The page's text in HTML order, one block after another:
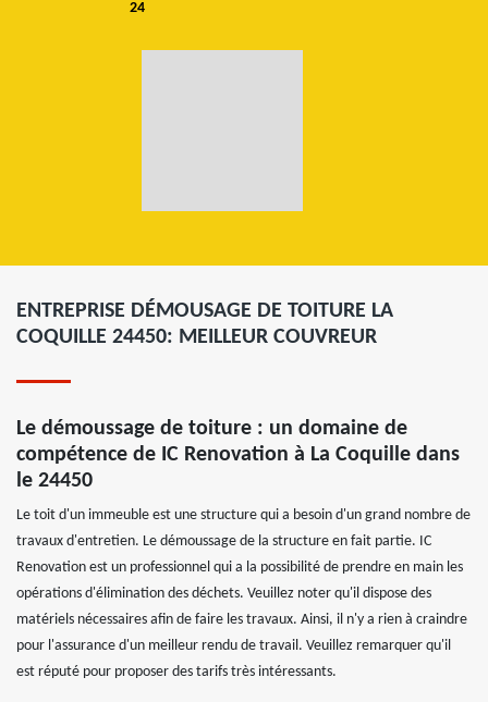
24
ENTREPRISE DÉMOUSAGE DE TOITURE LA
COQUILLE 24450: MEILLEUR COUVREUR
Le démoussage de toiture : un domaine de
compétence de IC Renovation à La Coquille dans
le 24450
Le toit d'un immeuble est une structure qui a besoin d'un grand nombre de
travaux d'entretien. Le démoussage de la structure en fait partie. IC
Renovation est un professionnel qui a la possibilité de prendre en main les
opérations d'élimination des déchets. Veuillez noter qu'il dispose des
matériels nécessaires afin de faire les travaux. Ainsi, il n'y a rien à craindre
pour l'assurance d'un meilleur rendu de travail. Veuillez remarquer qu'il
est réputé pour proposer des tarifs très intéressants.